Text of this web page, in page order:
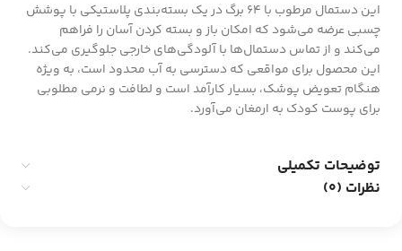
این دستمال مرطوب با 64 برگ در یک بسته‌بندی پلاستیکی با پوشش
چسبی عرضه می‌شود که امکان باز و بسته کردن آسان را فراهم
می‌کند و از تماس دستمال‌ها با آلودگی‌های خارجی جلوگیری می‌کند.
این محصول برای مواقعی که دسترسی به آب محدود است، به ویژه
هنگام تعویض پوشک، بسیار کارآمد است و لطافت و نرمی مطلوبی
برای پوست کودک به ارمغان می‌آورد.
توضیحات تکمیلی
نظرات (0)